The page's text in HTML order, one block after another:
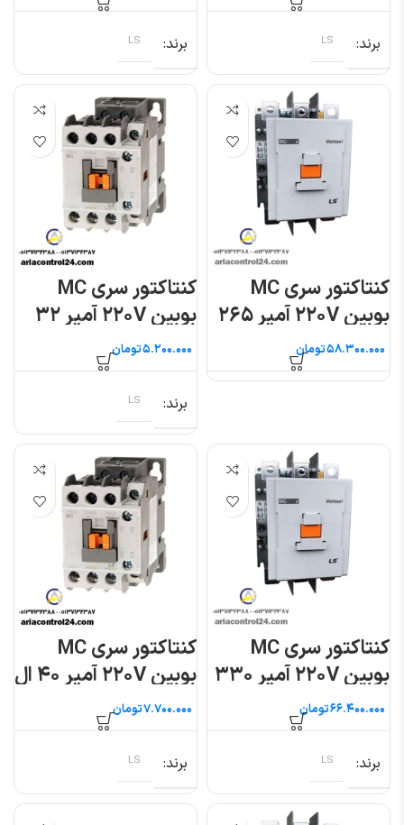
برند LS برند LS
کنتاکتور سری MC
بوبین ۲۲۰V آمپر ۲۶۵
ال اس
تومان
کنتاکتور سری MC
بوبین ۲۲۰V آمپر ۳۲
ال اس تومان
برند LS
کنتاکتور سری MC
بوبین ۲۲۰V آمپر ۳۳۰
ال اس تومان
برند LS
کنتاکتور سری MC
بوبین ۲۲۰V آمپر ۴۰ ال
اس
تومان
برند LS